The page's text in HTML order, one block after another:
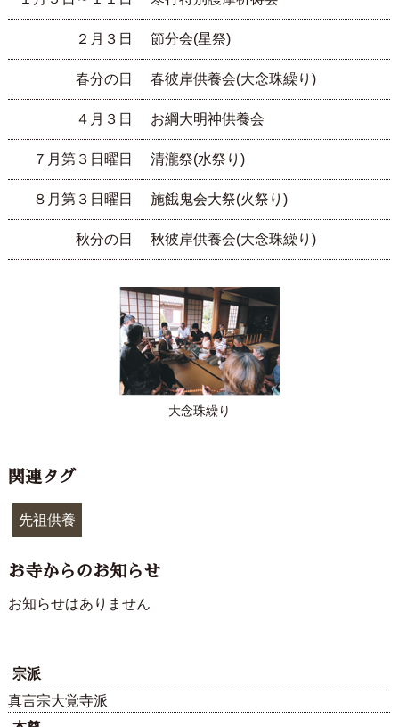
２月３日 節分会(星祭)
春分の日 春彼岸供養会(大念珠繰り)
４月３日 お綱大明神供養会
７月第３日曜日 清瀧祭(水祭り)
８月第３日曜日 施餓鬼会大祭(火祭り)
秋分の日 秋彼岸供養会(大念珠繰り)
大念珠繰り
関連タグ
先祖供養
お寺からのお知らせ
お知らせはありません
宗派
真言宗大覚寺派